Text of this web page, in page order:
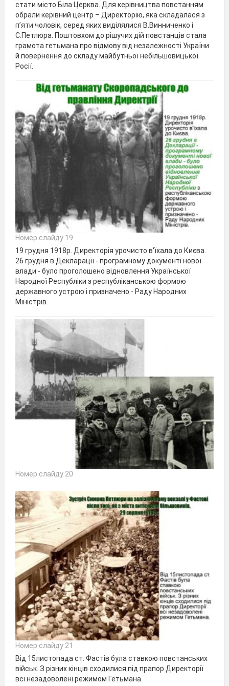
стати місто Біла Церква. Для керівництва повстанням
обрали керівний центр – Директорію, яка складалася з
п’яти чоловік, серед яких виділялися В.Винниченко і
С.Петлюра. Поштовхом до рішучих дій повстанців стала
грамота гетьмана про відмову від незалежності України
й повернення до складу майбутньої небільшовицької
Росії.
Номер слайду 19
19 грудня 1918р. Директорія урочисто в'їхала до Києва.
26 грудня в Декларації - програмному документі нової
влади - було проголошено відновлення Української
Народної Республіки з республіканською формою
державного устрою і призначено - Раду Народних
Міністрів.
Номер слайду 20
Номер слайду 21
Від 15листопада ст. Фастів була ставкою повстанських
військ. З різних кінців сходилися під прапор Директорії
всі незадоволені режимом Гетьмана.